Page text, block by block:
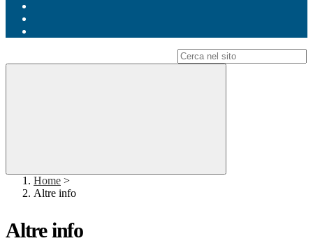
Home >
Altre info
Altre info